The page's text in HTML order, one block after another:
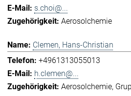
s.choi@...
Aerosolchemie
Clemen, Hans-Christian
+4961313055013
h.clemen@...
Aerosolchemie